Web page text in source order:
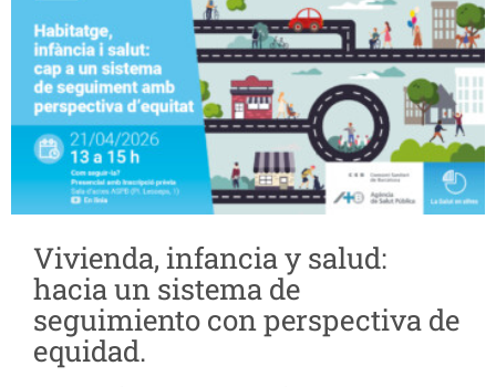
Vivienda, infancia y salud:
hacia un sistema de
seguimiento con perspectiva de
equidad.